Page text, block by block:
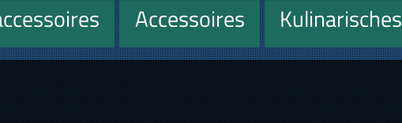
Accessoires Kulinarisches